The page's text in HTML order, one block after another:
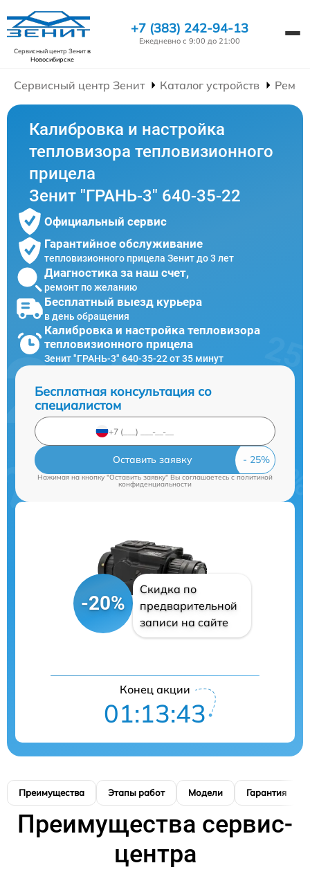
Сервисный центр Зенитв
Новосибирске
+7 (383) 242-94-13
Ежедневно с 9:00 до 21:00
Сервисный центр Зенит Каталог устройств
Калибровка и настройка
тепловизора тепловизионного
прицела
Зенит "ГРАНЬ-3" 640-35-22
Официальный сервис
Гарантийное обслуживание
тепловизионного прицела Зенит до 3 лет
Диагностика за наш счет,
ремонт по желанию
Бесплатный выезд курьера
в день обращения
Калибровка и настройка тепловизора
тепловизионного прицела
Зенит "ГРАНЬ-3" 640-35-22 от 35 минут
Бесплатная консультация со
специалистом
Оставить заявку
Нажимая на кнопку "Оставить заявку" Вы соглашаетесь cполитикой
конфиденциальности
-20%
Скидка по
предварительной
записи на сайте
Конец акции
01:13:42
Преимущества Этапы работ Модели Гарантия
Преимущества сервис-
центра